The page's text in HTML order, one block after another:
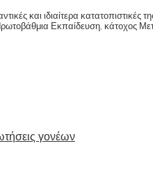
και ιδιαίτερα κατατοπιστικές
Εκπαίδευση, κάτοχος
γονέων